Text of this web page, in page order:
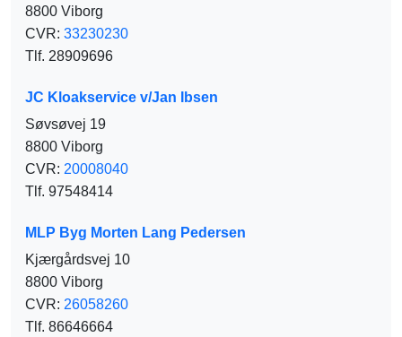
8800 Viborg
CVR: 33230230
Tlf. 28909696
JC Kloakservice v/Jan Ibsen
Søvsøvej 19
8800 Viborg
CVR: 20008040
Tlf. 97548414
MLP Byg Morten Lang Pedersen
Kjærgårdsvej 10
8800 Viborg
CVR: 26058260
Tlf. 86646664